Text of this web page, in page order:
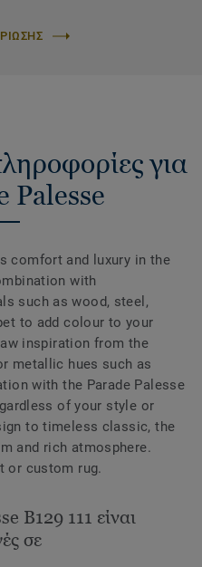
για
Palesse
comfort and luxury in the
with
such as wood, steel,
to add colour to your
inspiration from the
metallic hues such as
with the Parade Palesse
of your style or
to timeless classic, the
and rich atmosphere.
or custom rug.
B129 111 είναι
σε